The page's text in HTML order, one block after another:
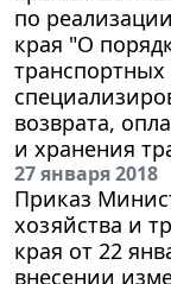
по
края "О
транспортных
возврата,
и хранения
27 января 2018
Приказ
хозяйства и
края от 22
внесении